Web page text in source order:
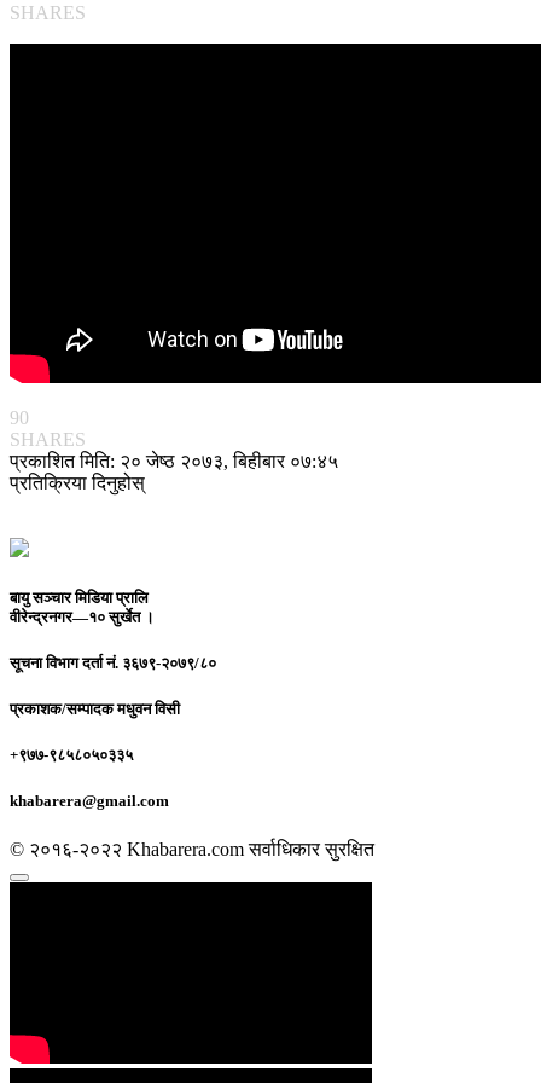
SHARES
90
SHARES
प्रकाशित मिति: २० जेष्ठ २०७३, बिहीबार ०७:४५
प्रतिक्रिया दिनुहोस्
बायु सञ्चार मिडिया प्रालि
वीरेन्द्रनगर—१० सुर्खेत ।
सूचना विभाग दर्ता नं. ३६७९-२०७९/८०
प्रकाशक/सम्पादकमधुवन विसी
+९७७-९८५८०५०३३५
khabarera@gmail.com
© २०१६-२०२२ Khabarera.com सर्वाधिकार सुरक्षित